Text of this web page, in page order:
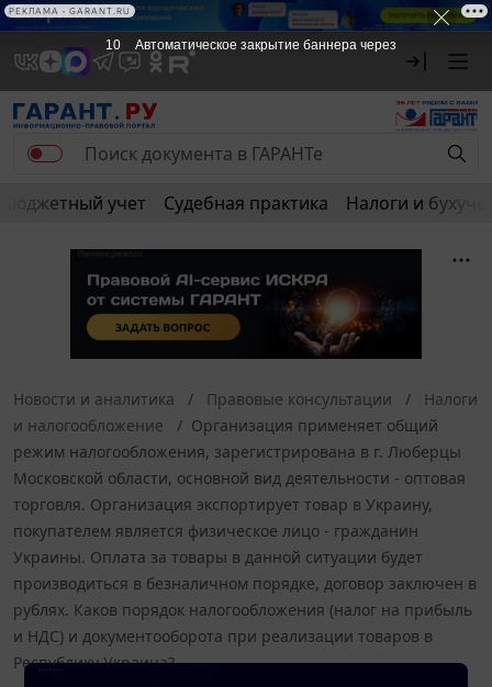
Бюджетный учет Судебная практика Налоги и
Новости и аналитика Правовые консультации
Налоги
и налогообложение
Организация применяет общий
режим налогообложения, зарегистрирована в г. Люберцы
Московской области, основной вид деятельности - оптовая
торговля. Организация экспортирует товар в Украину,
покупателем является физическое лицо - гражданин
Украины. Оплата за товары в данной ситуации будет
производиться в безналичном порядке, договор заключен в
рублях. Каков порядок налогообложения (налог на прибыль
и НДС) и документооборота при реализации товаров в
Республику Украина?
10 Автоматическое закрытие баннера через
РЕКЛАМА • GARANT.RU